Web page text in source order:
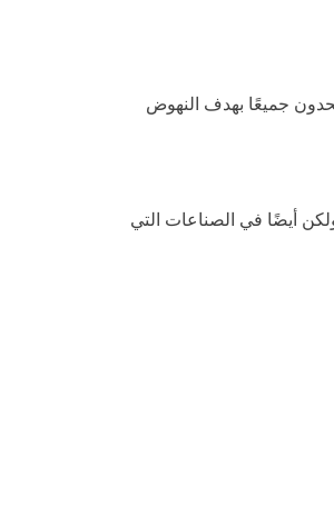
جميعًا بهدف النهوض
أيضًا في الصناعات التي